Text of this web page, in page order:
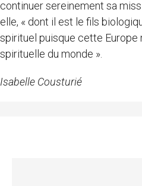
continuer sereinement sa
elle, « dont il est le fils
spirituel puisque cette Europe
spirituelle du monde ».
Isabelle Cousturié